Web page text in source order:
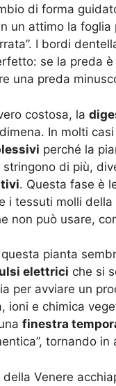
di forma
un attimo la
I bordi
se la preda
una preda
costosa, la
In molti
perché la
di più,
. Questa fase è
i tessuti molli
non può usare,
questa pianta
elettrici che si
per avviare un
ioni e chimica
finestra
tornando in
della Venere